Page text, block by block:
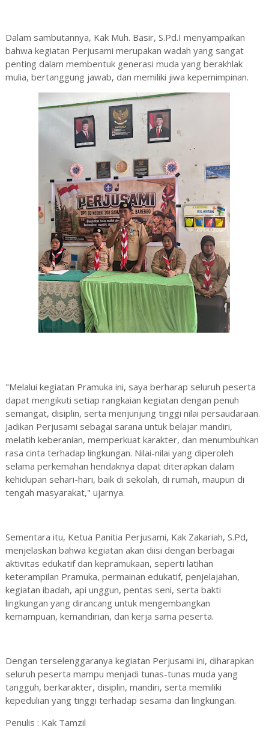
Dalam sambutannya, Kak Muh. Basir, S.Pd.I menyampaikan
bahwa kegiatan Perjusami merupakan wadah yang sangat
penting dalam membentuk generasi muda yang berakhlak
mulia, bertanggung jawab, dan memiliki jiwa kepemimpinan.
"Melalui kegiatan Pramuka ini, saya berharap seluruh peserta
dapat mengikuti setiap rangkaian kegiatan dengan penuh
semangat, disiplin, serta menjunjung tinggi nilai persaudaraan.
Jadikan Perjusami sebagai sarana untuk belajar mandiri,
melatih keberanian, memperkuat karakter, dan menumbuhkan
rasa cinta terhadap lingkungan. Nilai-nilai yang diperoleh
selama perkemahan hendaknya dapat diterapkan dalam
kehidupan sehari-hari, baik di sekolah, di rumah, maupun di
tengah masyarakat," ujarnya.
Sementara itu, Ketua Panitia Perjusami, Kak Zakariah, S.Pd,
menjelaskan bahwa kegiatan akan diisi dengan berbagai
aktivitas edukatif dan kepramukaan, seperti latihan
keterampilan Pramuka, permainan edukatif, penjelajahan,
kegiatan ibadah, api unggun, pentas seni, serta bakti
lingkungan yang dirancang untuk mengembangkan
kemampuan, kemandirian, dan kerja sama peserta.
Dengan terselenggaranya kegiatan Perjusami ini, diharapkan
seluruh peserta mampu menjadi tunas-tunas muda yang
tangguh, berkarakter, disiplin, mandiri, serta memiliki
kepedulian yang tinggi terhadap sesama dan lingkungan.
Penulis : Kak Tamzil